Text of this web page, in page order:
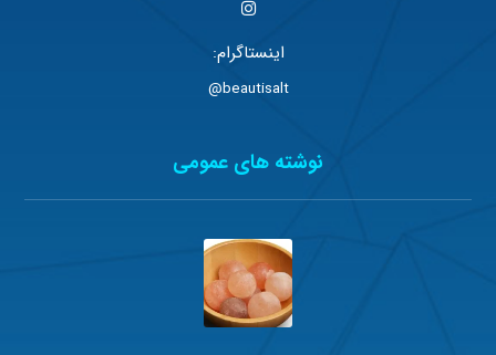
اینستاگرام:
beautisalt@
نوشته های عمومی